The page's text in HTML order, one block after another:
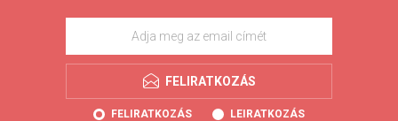
FELIRATKOZÁS
FELIRATKOZÁS LEIRATKOZÁS